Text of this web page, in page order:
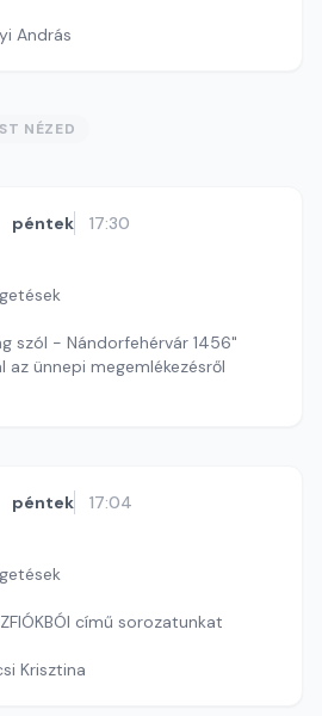
András
NÉZED
péntek 17:30
szól - Nándorfehérvár 1456"
az ünnepi megemlékezésről
péntek 17:04
című sorozatunkat
Krisztina